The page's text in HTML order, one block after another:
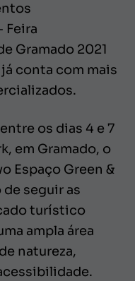
Feira
Gramado 2021
conta com mais
os dias 4 e 7
em Gramado, o
Espaço Green &
seguir as
turístico
ampla área
natureza,